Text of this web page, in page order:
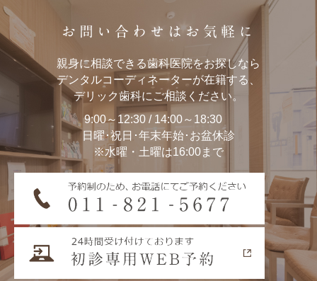
お問い合わせはお気軽に
親身に相談できる歯科医院をお探しなら
デンタルコーディネーターが在籍する、
デリック歯科にご相談ください。
9:00～12:30 / 14:00～18:30
日曜･祝日･年末年始･お盆休診
※水曜・土曜は16:00まで